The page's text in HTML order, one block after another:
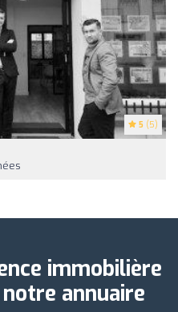
5 (5)
immobilière
annuaire